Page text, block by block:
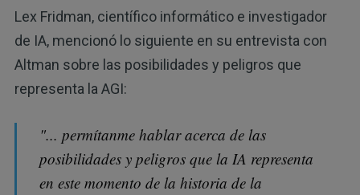
Lex Fridman, científico informático e investigador
de IA, mencionó lo siguiente en su entrevista con
Altman sobre las posibilidades y peligros que
representa la AGI:
"... permítanme hablar acerca de las
posibilidades y peligros que la IA representa
en este momento de la historia de la